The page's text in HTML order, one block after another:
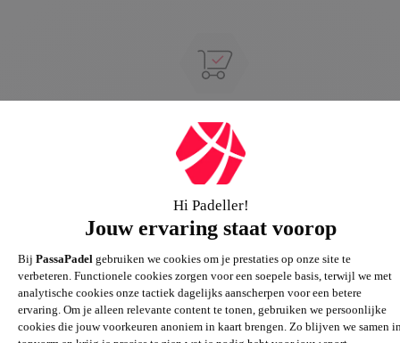
Groot assortiment
Gigantisch assortiment met meer dan 21.000+
artikelen